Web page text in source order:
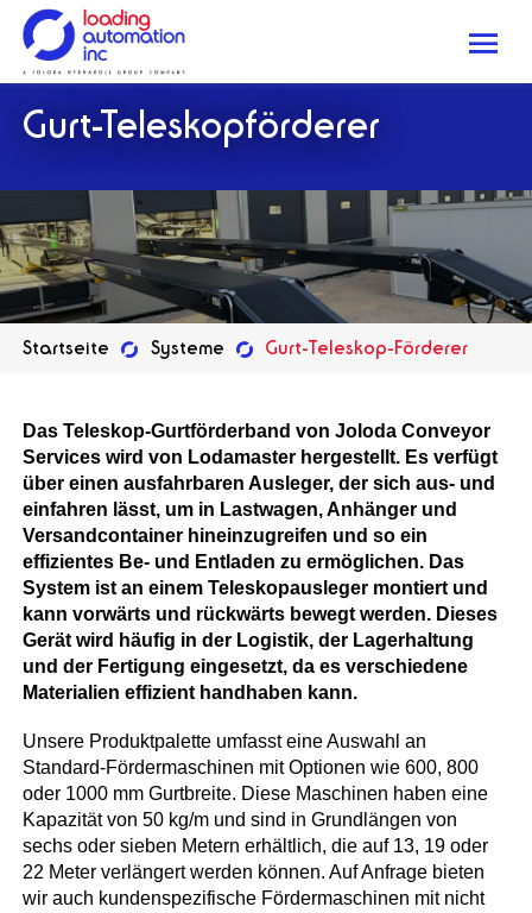
Loading
Automation
Inc
Gurt-Teleskopförderer
Startseite Systeme Gurt-Teleskop-Förderer
Das Teleskop-Gurtförderband von Joloda Conveyor
Services wird von Lodamaster hergestellt. Es verfügt
über einen ausfahrbaren Ausleger, der sich aus- und
einfahren lässt, um in Lastwagen, Anhänger und
Versandcontainer hineinzugreifen und so ein
effizientes Be- und Entladen zu ermöglichen. Das
System ist an einem Teleskopausleger montiert und
kann vorwärts und rückwärts bewegt werden. Dieses
Gerät wird häufig in der Logistik, der Lagerhaltung
und der Fertigung eingesetzt, da es verschiedene
Materialien effizient handhaben kann.
Unsere Produktpalette umfasst eine Auswahl an
Standard-Fördermaschinen mit Optionen wie 600, 800
oder 1000 mm Gurtbreite. Diese Maschinen haben eine
Kapazität von 50 kg/m und sind in Grundlängen von
sechs oder sieben Metern erhältlich, die auf 13, 19 oder
22 Meter verlängert werden können. Auf Anfrage bieten
wir auch kundenspezifische Fördermaschinen mit nicht